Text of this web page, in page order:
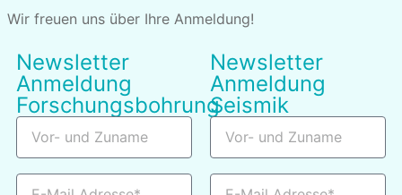
Wir freuen uns über Ihre Anmeldung!
Newsletter
Anmeldung
Forschungsbohrung
Newsletter
Anmeldung
Seismik